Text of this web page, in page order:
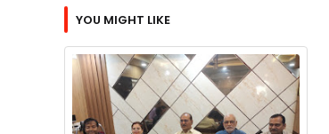
YOU MIGHT LIKE